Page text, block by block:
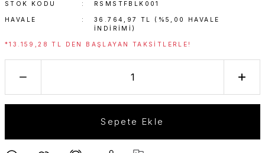
STOK KODU RSMSTFBLK001
HAVALE
36.764,97 TL (%5,00 HAVALE
INDIRIMI)
*13.159,28 TL DEN BAŞLAYAN TAKSITLERLE!
Sepete Ekle